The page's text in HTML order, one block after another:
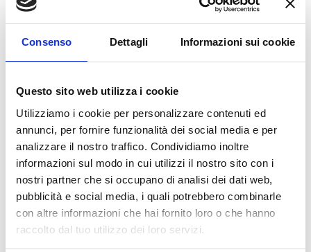
Consenso Dettagli Informazioni sui cookie
Questo sito web utilizza i cookie
Utilizziamo i cookie per personalizzare contenuti ed
annunci, per fornire funzionalità dei social media e per
analizzare il nostro traffico. Condividiamo inoltre
informazioni sul modo in cui utilizzi il nostro sito con i
nostri partner che si occupano di analisi dei dati web,
pubblicità e social media, i quali potrebbero combinarle
con altre informazioni che hai fornito loro o che hanno
raccolto dal tuo utilizzo dei loro servizi.
ed i motocicli non sono soggetti a normativa,
neve o ghiaccio.